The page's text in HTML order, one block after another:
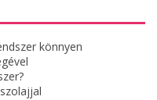
könnyen